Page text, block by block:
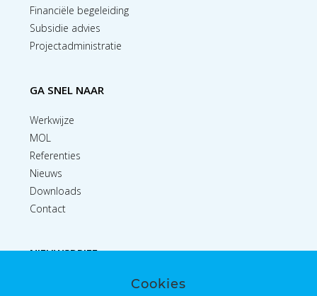
Financiële begeleiding
Subsidie advies
Projectadministratie
GA SNEL NAAR
Werkwijze
MOL
Referenties
Nieuws
Downloads
Contact
NIEUWSBRIEF
Cookies